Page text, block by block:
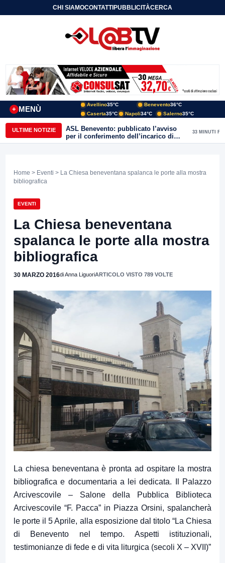
CHI SIAMOCONTATTIPUBBLICITÀCERCA
MENÙ
+
Avellino35°C Benevento36°C
Caserta35°C Napoli34°C Salerno35°C
ULTIME NOTIZIE
ASL Benevento: pubblicato l’avviso
per il conferimento dell’incarico di
Direttore della Unità Operativa
33 MINUTI FA
Home > Eventi > La Chiesa beneventana spalanca le porte alla mostra
bibliografica
EVENTI
La Chiesa beneventana
spalanca le porte alla mostra
bibliografica
30 MARZO 2016di Anna LiguoriARTICOLO VISTO 789 VOLTE
La chiesa beneventana è pronta ad ospitare la mostra
bibliografica e documentaria a lei dedicata. Il Palazzo
Arcivescovile – Salone della Pubblica Biblioteca
Arcivescovile “F. Pacca” in Piazza Orsini, spalancherà
le porte il 5 Aprile, alla esposizione dal titolo “La Chiesa
di Benevento nel tempo. Aspetti istituzionali,
testimonianze di fede e di vita liturgica (secoli X – XVII)”